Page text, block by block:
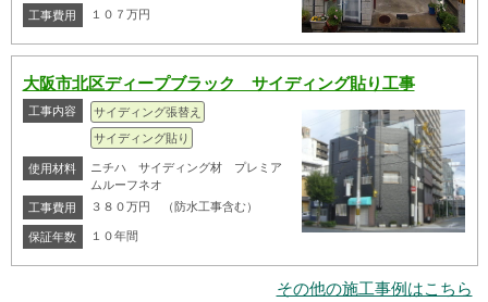
工事費用
１０７万円
大阪市北区ディープブラック サイディング貼り工事
工事内容
サイディング張替え
サイディング貼り
使用材料
ニチハ サイディング材 プレミア
ムルーフネオ
工事費用
３８０万円 （防水工事含む）
保証年数 １０年間
その他の施工事例はこちら